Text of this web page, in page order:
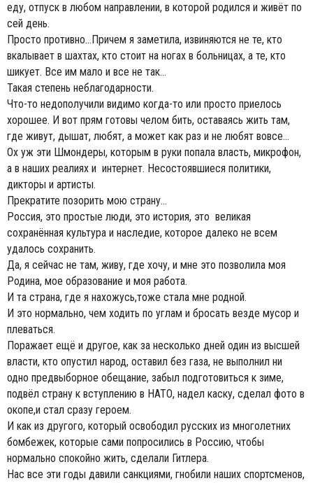
еду, отпуск в любом направлении, в которой родился и живёт по
сей день.
Просто противно...Причем я заметила, извиняются не те, кто
вкалывает в шахтах, кто стоит на ногах в больницах, а те, кто
шикует. Все им мало и все не так...
Такая степень неблагодарности.
Что-то недополучили видимо когда-то или просто приелось
хорошее. И вот прям готовы челом бить, оставаясь жить там,
где живут, дышат, любят, а может как раз и не любят вовсе...
Ох уж эти Шмондеры, которым в руки попала власть, микрофон,
а в наших реалиях и интернет. Несостоявшиеся политики,
дикторы и артисты.
Прекратите позорить мою страну...
Россия, это простые люди, это история, это великая
сохранённая культура и наследие, которое далеко не всем
удалось сохранить.
Да, я сейчас не там, живу, где хочу, и мне это позволила моя
Родина, мое образование и моя работа.
И та страна, где я нахожусь,тоже стала мне родной.
И это нормально, чем ходить по углам и бросать везде мусор и
плеваться.
Поражает ещё и другое, как за несколько дней один из высшей
власти, кто опустил народ, оставил без газа, не выполнил ни
одно предвыборное обещание, забыл подготовиться к зиме,
подвёл страну к вступлению в НАТО, надел каску, сделал фото в
окопе,и стал сразу героем.
И как из другого, который освободил русских из многолетних
бомбежек, которые сами попросились в Россию, чтобы
нормально спокойно жить, сделали Гитлера.
Нас все эти годы давили санкциями, гнобили наших спортсменов,